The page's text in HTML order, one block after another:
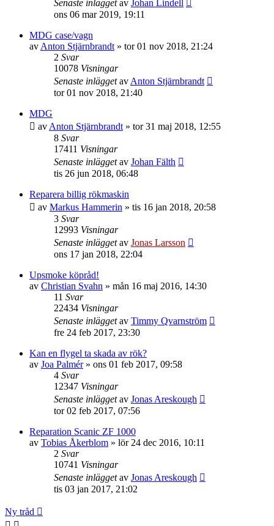
Senaste inläggetav Johan Lindell
ons 06 mar 2019, 19:11
MDG case/vagn
av Anton Stjärnbrandt » tor 01 nov 2018, 21:24
2 Svar
10078 Visningar
Senaste inläggetav Anton Stjärnbrandt
tor 01 nov 2018, 21:40
MDG
av Anton Stjärnbrandt » tor 31 maj 2018, 12:55
8 Svar
17411 Visningar
Senaste inläggetav Johan Fälth
tis 26 jun 2018, 06:48
Reparera billig rökmaskin
av Markus Hammerin » tis 16 jan 2018, 20:58
3 Svar
12993 Visningar
Senaste inläggetav Jonas Larsson
ons 17 jan 2018, 22:04
Upsmoke köpråd!
av Christian Svahn » mån 16 maj 2016, 14:30
11 Svar
22434 Visningar
Senaste inläggetav Timmy Qvarnström
fre 24 feb 2017, 23:30
Kan en flygel ta skada av rök?
av Joa Palmér» ons 01 feb 2017, 09:58
4 Svar
12347 Visningar
Senaste inläggetav Jonas Areskough
tor 02 feb 2017, 07:56
Reparation Scanic ZF 1000
av Tobias Åkerblom » lör 24 dec 2016, 10:11
2 Svar
10741 Visningar
Senaste inläggetav Jonas Areskough
tis 03 jan 2017, 21:02
Ny tråd